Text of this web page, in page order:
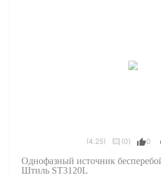
(4.25) (0) 0
Однофазный источник
Штиль ST3120L